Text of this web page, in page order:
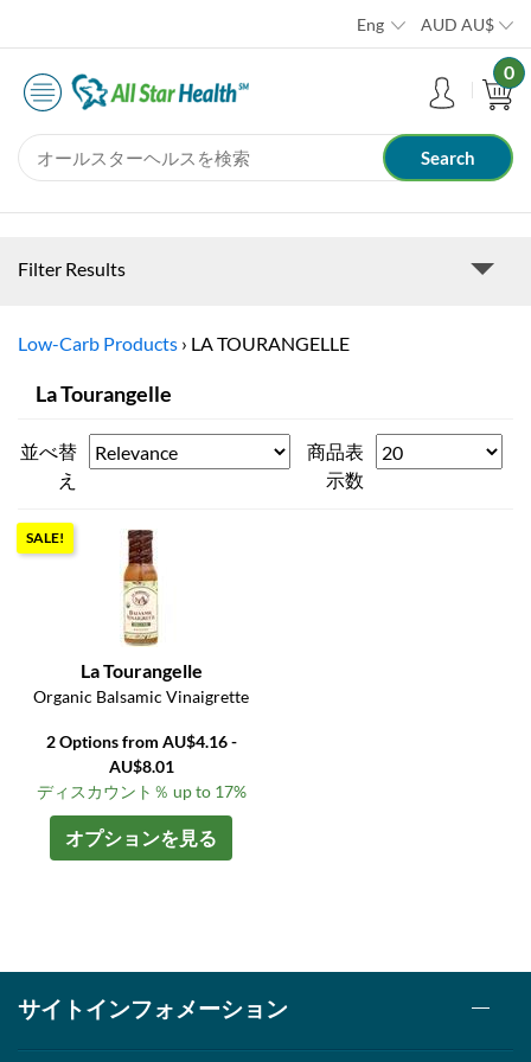
Eng AUD AU$
0
Filter Results
Low-Carb Products › LA TOURANGELLE
La Tourangelle
並べ替
え
商品表
示数
SALE!
La Tourangelle
Organic Balsamic Vinaigrette
2 Options from AU$4.16 -
AU$8.01
ディスカウント％ up to 17%
オプションを見る
サイトインフォメーション